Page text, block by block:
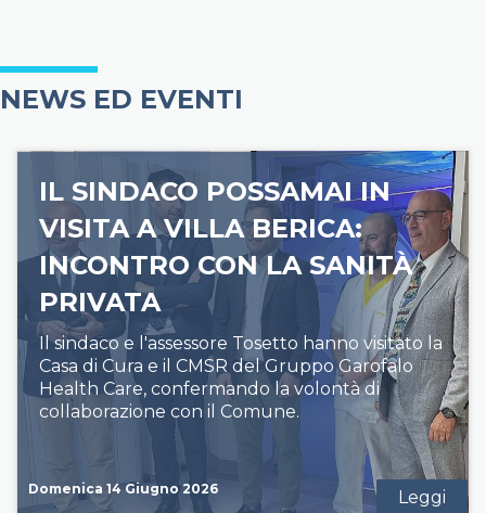
NEWS ED EVENTI
IL SINDACO POSSAMAI IN
VISITA A VILLA BERICA:
INCONTRO CON LA SANITÀ
PRIVATA
Il sindaco e l'assessore Tosetto hanno visitato la
Casa di Cura e il CMSR del Gruppo Garofalo
Health Care, confermando la volontà di
collaborazione con il Comune.
Domenica 14 Giugno 2026 Leggi